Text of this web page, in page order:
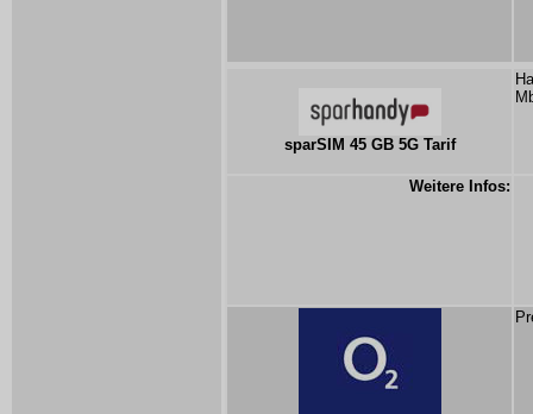
sparSIM 45 GB 5G Tarif
Weitere Infos: